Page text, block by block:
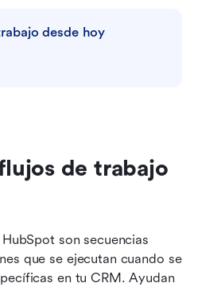
desde hoy
de trabajo
son secuencias
que se ejecutan cuando se
en tu CRM. Ayudan